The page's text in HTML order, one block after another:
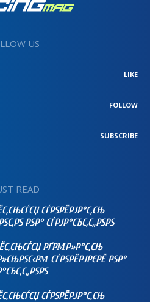
US
LIKE
FOLLOW
SUBSCRIBE
READ
СЃРЅРЁРЈР°С‚СЊ
РЅР° СЃРЈР°СЂС‚С„РЅРЅ
РҐРΜР»Р°С‚СЊ
СЃРЅРЁРЈРЄРЁ РЅР°
СЃРЅРЁРЈР°С‚СЊ